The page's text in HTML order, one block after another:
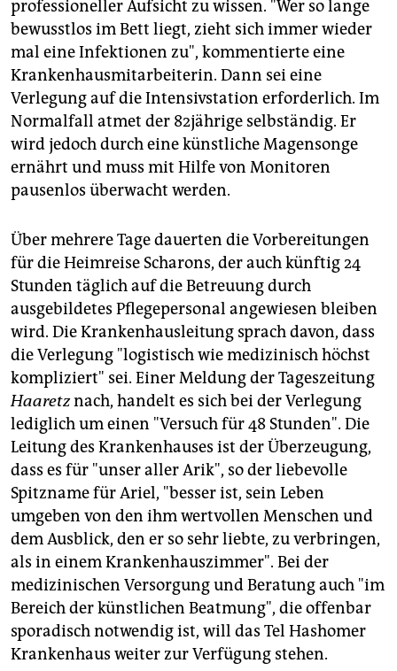
professioneller Aufsicht zu wissen. "Wer so lange
bewusstlos im Bett liegt, zieht sich immer wieder
mal eine Infektionen zu", kommentierte eine
Krankenhausmitarbeiterin. Dann sei eine
Verlegung auf die Intensivstation erforderlich. Im
Normalfall atmet der 82jährige selbständig. Er
wird jedoch durch eine künstliche Magensonge
ernährt und muss mit Hilfe von Monitoren
pausenlos überwacht werden.
Über mehrere Tage dauerten die Vorbereitungen
für die Heimreise Scharons, der auch künftig 24
Stunden täglich auf die Betreuung durch
ausgebildetes Pflegepersonal angewiesen bleiben
wird. Die Krankenhausleitung sprach davon, dass
die Verlegung "logistisch wie medizinisch höchst
kompliziert" sei. Einer Meldung der Tageszeitung
Haaretznach, handelt es sich bei der Verlegung
lediglich um einen "Versuch für 48 Stunden". Die
Leitung des Krankenhauses ist der Überzeugung,
dass es für "unser aller Arik", so der liebevolle
Spitzname für Ariel, "besser ist, sein Leben
umgeben von den ihm wertvollen Menschen und
dem Ausblick, den er so sehr liebte, zu verbringen,
als in einem Krankenhauszimmer". Bei der
medizinischen Versorgung und Beratung auch "im
Bereich der künstlichen Beatmung", die offenbar
sporadisch notwendig ist, will das Tel Hashomer
Krankenhaus weiter zur Verfügung stehen.